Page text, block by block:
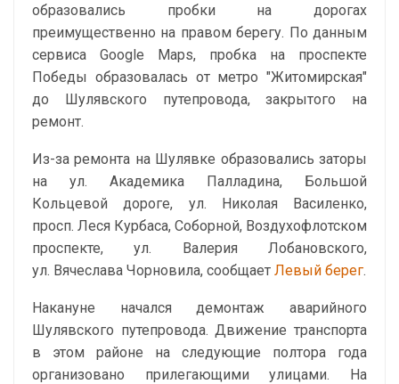
образовались пробки на дорогах
преимущественно на правом берегу. По данным
сервиса Google Maps, пробка на проспекте
Победы образовалась от метро "Житомирская"
до Шулявского путепровода, закрытого на
ремонт.
Из-за ремонта на Шулявке образовались заторы
на ул. Академика Палладина, Большой
Кольцевой дороге, ул. Николая Василенко,
просп. Леся Курбаса, Соборной, Воздухофлотском
проспекте, ул. Валерия Лобановского,
ул. Вячеслава Чорновила, сообщает Левый берег.
Накануне начался демонтаж аварийного
Шулявского путепровода. Движение транспорта
в этом районе на следующие полтора года
организовано прилегающими улицами. На